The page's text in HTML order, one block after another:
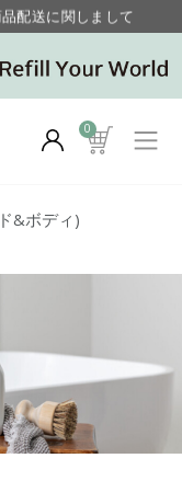
配送に関しまして
ントアップデー”
0
&ボディ)